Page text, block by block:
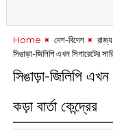
Home ‌ দেশ-বিদেশ ‌ রাজ্য
সিঙাড়া-জিলিপি এখন সিগারেটের
সিঙাড়া-জিলিপি এখন
কড়া বার্তা কেন্দ্রের